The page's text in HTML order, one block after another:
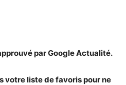
par Google Actualité.
votre liste de favoris pour ne